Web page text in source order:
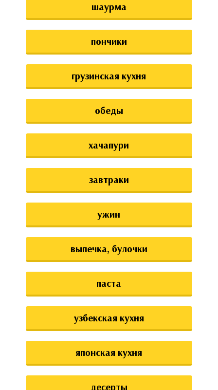
шаурма
пончики
грузинская кухня
обеды
хачапури
завтраки
ужин
выпечка, булочки
паста
узбекская кухня
японская кухня
десерты